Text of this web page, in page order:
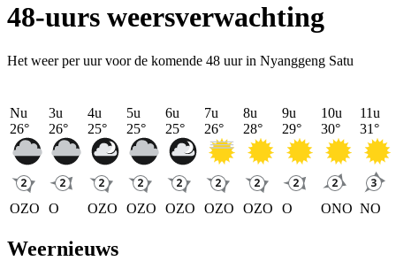
48-uurs weersverwachting
Het weer per uur voor de komende 48 uur in Nyanggeng Satu
Nu
26°
OZO
3u
26°
O
4u
25°
OZO
5u
25°
OZO
6u
25°
OZO
7u
26°
OZO
8u
28°
OZO
9u
29°
O
10u
30°
ONO
11u
31°
NO
Weernieuws